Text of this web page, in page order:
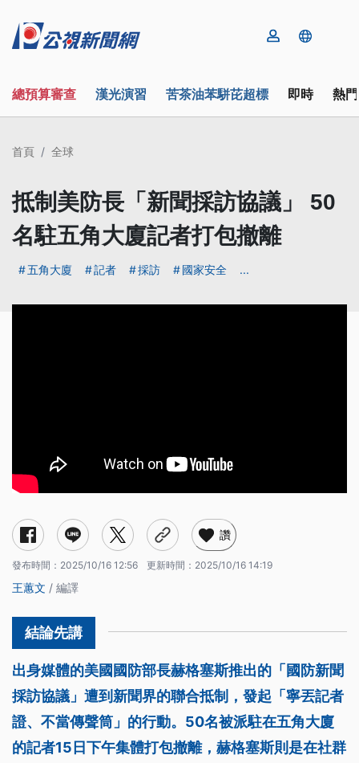
總預算審查 漢光演習 苦茶油苯駢芘超標 即時 熱
首頁 全球
抵制美防長「新聞採訪協議」 50
名駐五角大廈記者打包撤離
五角大廈 記者 採訪 國家安全 ...
讚
發布時間： 2025/10/16 12:56 更新時間： 2025/10/16 14:19
王蕙文 / 編譯
出身媒體的美國國防部長赫格塞斯推出的「國防新聞
採訪協議」遭到新聞界的聯合抵制，發起「寧丟記者
證、不當傳聲筒」的行動。50名被派駐在五角大廈
的記者15日下午集體打包撤離，赫格塞斯則是在社群